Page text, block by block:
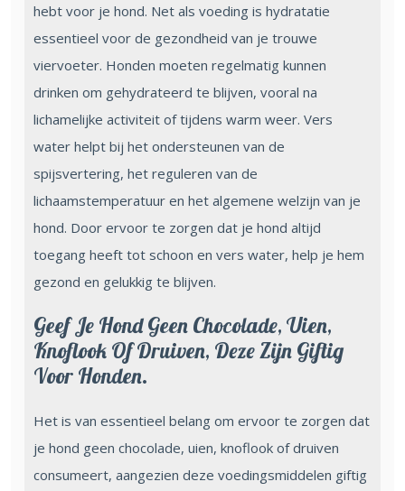
hebt voor je hond. Net als voeding is hydratatie
essentieel voor de gezondheid van je trouwe
viervoeter. Honden moeten regelmatig kunnen
drinken om gehydrateerd te blijven, vooral na
lichamelijke activiteit of tijdens warm weer. Vers
water helpt bij het ondersteunen van de
spijsvertering, het reguleren van de
lichaamstemperatuur en het algemene welzijn van je
hond. Door ervoor te zorgen dat je hond altijd
toegang heeft tot schoon en vers water, help je hem
gezond en gelukkig te blijven.
Geef Je Hond Geen Chocolade, Uien,
Knoflook Of Druiven, Deze Zijn Giftig
Voor Honden.
Het is van essentieel belang om ervoor te zorgen dat
je hond geen chocolade, uien, knoflook of druiven
consumeert, aangezien deze voedingsmiddelen giftig